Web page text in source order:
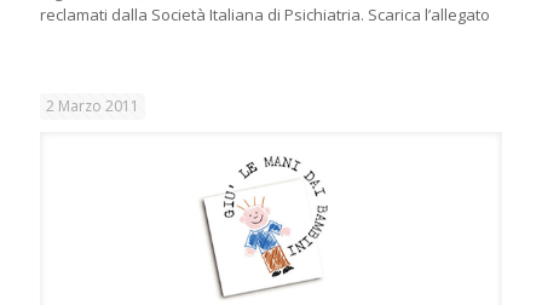
reclamati dalla Società Italiana di Psichiatria. Scarica l’allegato
2 Marzo 2011